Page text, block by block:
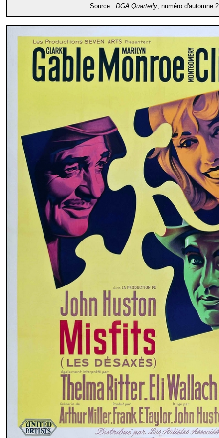
Source : DGA Quarterly, numéro d'automne